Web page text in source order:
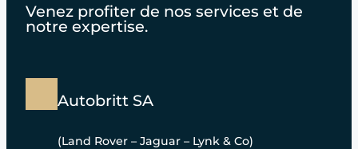
Venez profiter de nos services et de
notre expertise.
Autobritt SA
(Land Rover – Jaguar – Lynk & Co)